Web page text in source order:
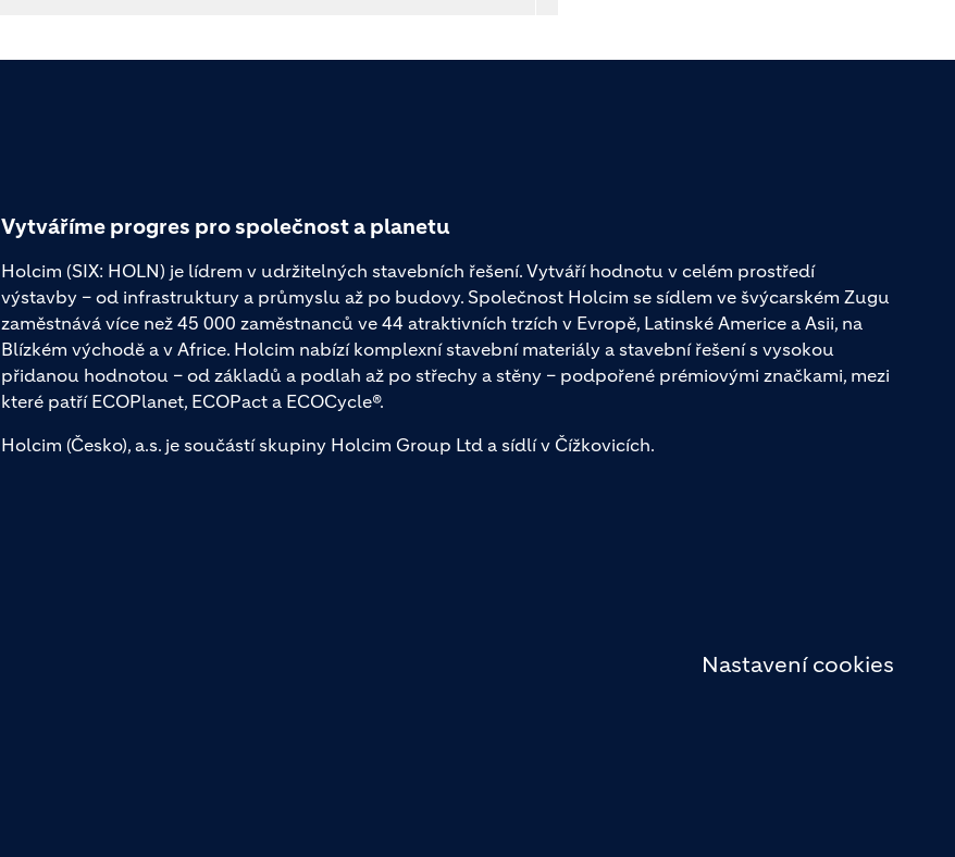
Vytváříme progres pro společnost a planetu
Holcim (SIX: HOLN) je lídrem v udržitelných stavebních řešení. Vytváří hodnotu v celém prostředí
výstavby – od infrastruktury a průmyslu až po budovy. Společnost Holcim se sídlem ve švýcarském Zugu
zaměstnává více než 45 000 zaměstnanců ve 44 atraktivních trzích v Evropě, Latinské Americe a Asii, na
Blízkém východě a v Africe. Holcim nabízí komplexní stavební materiály a stavební řešení s vysokou
přidanou hodnotou – od základů a podlah až po střechy a stěny – podpořené prémiovými značkami, mezi
které patří ECOPlanet, ECOPact a ECOCycle®.
Holcim (Česko), a.s. je součástí skupiny Holcim Group Ltd a sídlí v Čížkovicích.
Nastavení cookies